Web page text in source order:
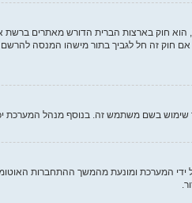
ידי המערכת ומונעת מהמשך ההתחברות